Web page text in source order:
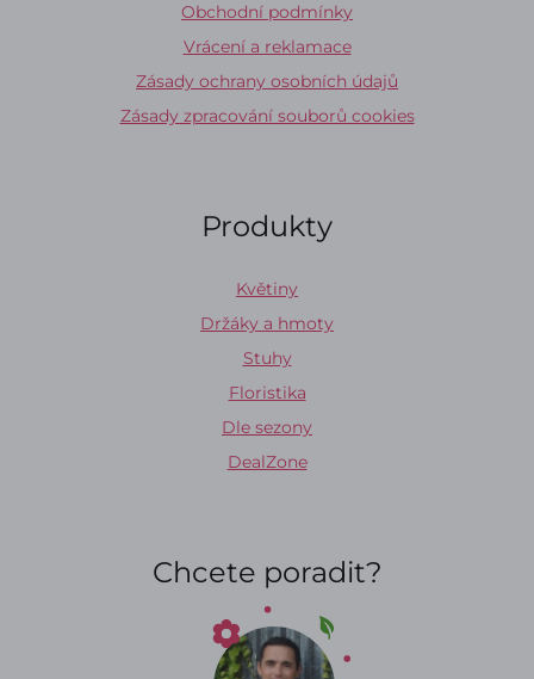
Obchodní podmínky
Vrácení a reklamace
Zásady ochrany osobních údajů
Zásady zpracování souborů cookies
Produkty
Květiny
Držáky a hmoty
Stuhy
Floristika
Dle sezony
DealZone
Chcete poradit?